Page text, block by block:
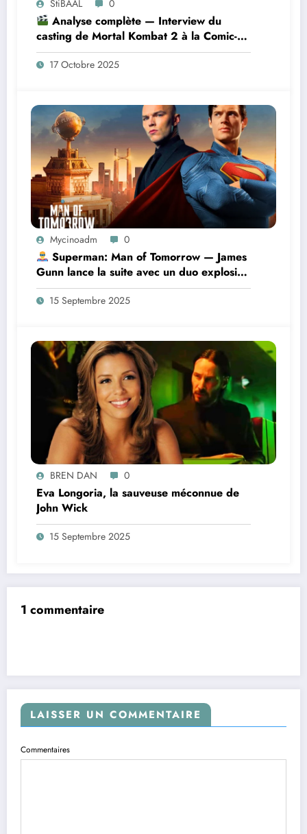
StiBAAL 0
Analyse complète — Interview du
casting de Mortal Kombat 2 à la Comic-
Con 2025
17 Octobre 2025
Mycinoadm 0
Superman: Man of Tomorrow — James
Gunn lance la suite avec un duo explosif
Superman / Lex Luthor
15 Septembre 2025
BREN DAN 0
Eva Longoria, la sauveuse méconnue de
John Wick
15 Septembre 2025
1 commentaire
LAISSER UN COMMENTAIRE
Commentaires